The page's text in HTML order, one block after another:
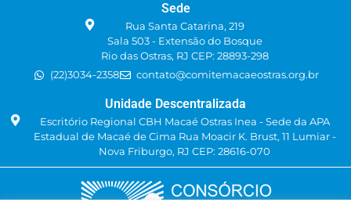
Sede
Rua Santa Catarina, 219
Sala 503 - Extensão do Bosque
Rio das Ostras, RJ CEP: 28893-298
(22)3034-2358
contato@comitemacaeostras.org.br
Unidade Descentralizada
Escritório Regional CBH Macaé Ostras Inea - Sede da APA
Estadual de Macaé de Cima Rua Moacir K. Brust, 11 Lumiar -
Nova Friburgo, RJ CEP: 28616-070